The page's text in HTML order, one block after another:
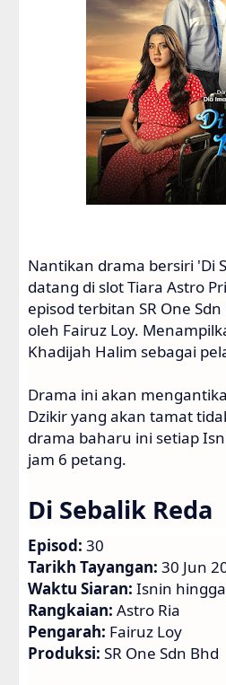
Nantikan drama bersiri 'Di
datang di slot Tiara Astro
episod terbitan SR One
oleh Fairuz Loy.
Khadijah Halim sebagai
Drama ini akan
Dzikir yang akan tamat
drama baharu ini setiap
jam 6 petang.
Di Sebalik Reda
Episod: 30
Tarikh Tayangan: 30 Jun
Waktu Siaran: Isnin
Rangkaian: Astro Ria
Pengarah: Fairuz Loy
Produksi: SR One Sdn Bhd